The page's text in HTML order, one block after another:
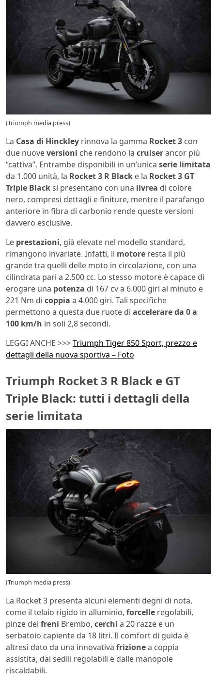
(Triumph media press)
La Casa di Hinckley rinnova la gamma Rocket 3 con
due nuoveversioni che rendono la cruiserancor più
“cattiva”. Entrambe disponibili in un’unica serie limitata
da 1.000 unità, la Rocket 3 R Black e la Rocket 3 GT
Triple Blacksi presentano con una livrea di colore
nero, compresi dettagli e finiture, mentre il parafango
anteriore in fibra di carbonio rende queste versioni
davvero esclusive.
Le prestazioni, già elevate nel modello standard,
rimangono invariate. Infatti, il motore resta il più
grande tra quelli delle moto in circolazione, con una
cilindrata pari a 2.500 cc. Lo stesso motore è capace di
erogare una potenza di 167 cv a 6.000 giri al minuto e
221 Nm di coppia a 4.000 giri. Tali specifiche
permettono a questa due ruote di accelerare da 0 a
100 km/h in soli 2,8 secondi.
LEGGI ANCHE >>>Triumph Tiger 850 Sport, prezzo e
dettagli della nuova sportiva – Foto
Triumph Rocket 3 R Black e GT
Triple Black: tutti i dettagli della
serie limitata
(Triumph media press)
La Rocket 3 presenta alcuni elementi degni di nota,
come il telaio rigido in alluminio, forcelle regolabili,
pinze dei freni Brembo, cerchi a 20 razze e un
serbatoio capiente da 18 litri. Il comfort di guida è
altresì dato da una innovativa frizionea coppia
assistita, dai sedili regolabili e dalle manopole
riscaldabili.